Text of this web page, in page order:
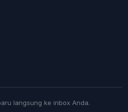
langsung ke inbox Anda.